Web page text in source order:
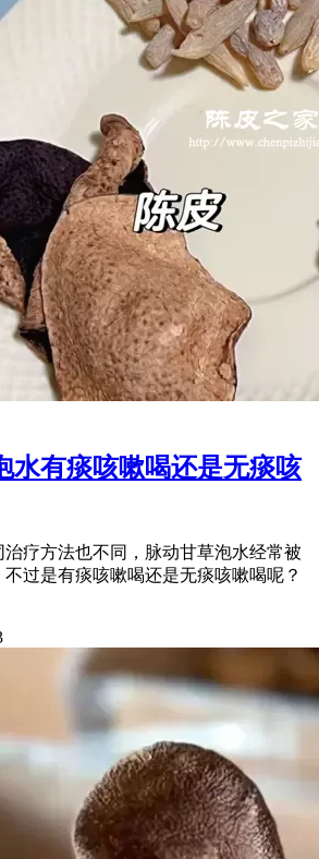
水有痰咳嗽喝还是无痰咳
治疗方法也不同，脉动甘草泡水经常被
不过是有痰咳嗽喝还是无痰咳嗽喝呢？